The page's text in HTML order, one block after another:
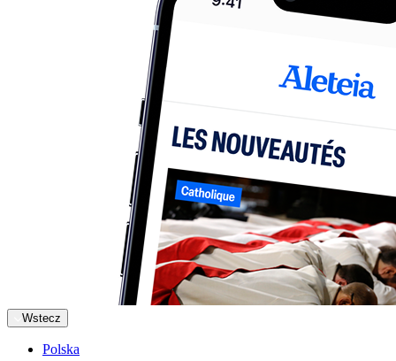
Wstecz
Polska